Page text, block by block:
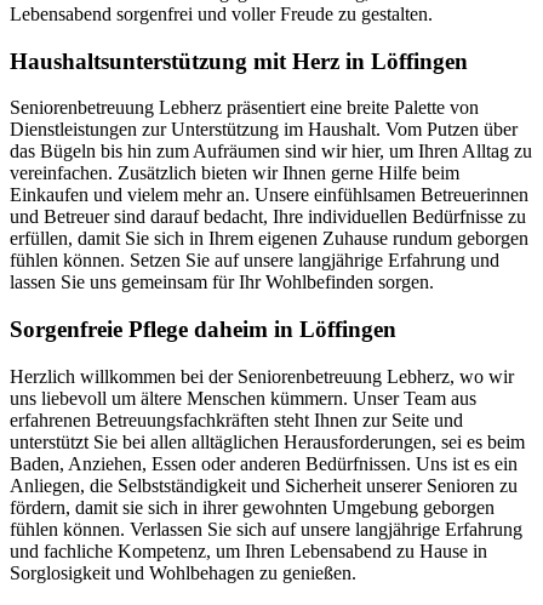
Lebensabend sorgenfrei und voller Freude zu gestalten.
Haushalts­unterstützung mit Herz in Löffingen
Seniorenbetreuung Lebherz präsentiert eine breite Palette von
Dienstleistungen zur Unterstützung im Haushalt. Vom Putzen über
das Bügeln bis hin zum Aufräumen sind wir hier, um Ihren Alltag zu
vereinfachen. Zusätzlich bieten wir Ihnen gerne Hilfe beim
Einkaufen und vielem mehr an. Unsere einfühlsamen Betreuerinnen
und Betreuer sind darauf bedacht, Ihre individuellen Bedürfnisse zu
erfüllen, damit Sie sich in Ihrem eigenen Zuhause rundum geborgen
fühlen können. Setzen Sie auf unsere langjährige Erfahrung und
lassen Sie uns gemeinsam für Ihr Wohlbefinden sorgen.
Sorgenfreie Pflege daheim in Löffingen
Herzlich willkommen bei der Seniorenbetreuung Lebherz, wo wir
uns liebevoll um ältere Menschen kümmern. Unser Team aus
erfahrenen Betreuungsfachkräften steht Ihnen zur Seite und
unterstützt Sie bei allen alltäglichen Herausforderungen, sei es beim
Baden, Anziehen, Essen oder anderen Bedürfnissen. Uns ist es ein
Anliegen, die Selbstständigkeit und Sicherheit unserer Senioren zu
fördern, damit sie sich in ihrer gewohnten Umgebung geborgen
fühlen können. Verlassen Sie sich auf unsere langjährige Erfahrung
und fachliche Kompetenz, um Ihren Lebensabend zu Hause in
Sorglosigkeit und Wohlbehagen zu genießen.